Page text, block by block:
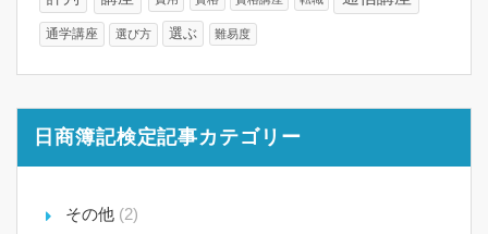
通学講座 選び方 選ぶ 難易度
日商簿記検定記事カテゴリー
その他 (2)